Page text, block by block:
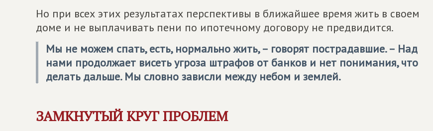
Но при всех этих результатах перспективы в ближайшее время жить в своем
доме и не выплачивать пени по ипотечному договору не предвидится.
Мы не можем спать, есть, нормально жить, – говорят пострадавшие. – Над
нами продолжает висеть угроза штрафов от банков и нет понимания, что
делать дальше. Мы словно зависли между небом и землей.
ЗАМКНУТЫЙ КРУГ ПРОБЛЕМ